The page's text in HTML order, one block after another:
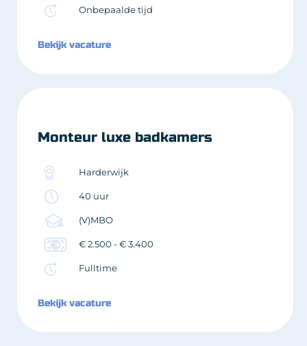
Onbepaalde tijd
Bekijk vacature
Monteur luxe badkamers
Harderwijk
40 uur
(V)MBO
€ 2.500 - € 3.400
Fulltime
Bekijk vacature